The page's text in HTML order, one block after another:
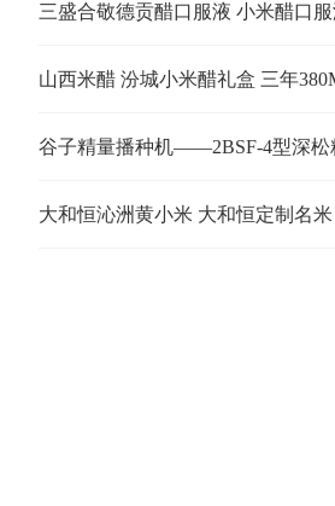
三盛合敬德贡醋口服液 小米醋口
山西米醋 汾城小米醋礼盒 三年
谷子精量播种机——2BSF-4型深松
大和恒沁洲黄小米 大和恒定制名米